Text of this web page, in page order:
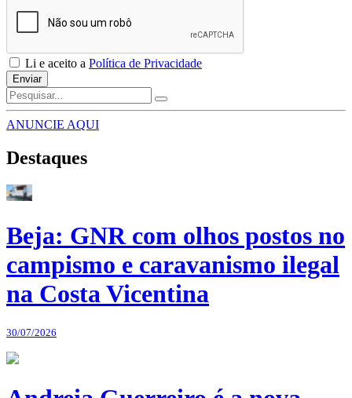
Li e aceito a Política de Privacidade
Enviar
ANUNCIE AQUI
Destaques
Beja: GNR com olhos postos no
campismo e caravanismo ilegal
na Costa Vicentina
30/07/2026